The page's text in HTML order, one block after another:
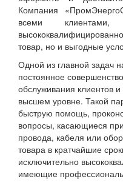
Компания
всеми
товар, но и выгодные
Одной из главной задач
постоянное
обслуживания клиентов
высшем уровне. Такой
быструю помощь,
вопросы, касающиеся
провода, кабеля или
товара в кратчайшие
исключительно
имеющие